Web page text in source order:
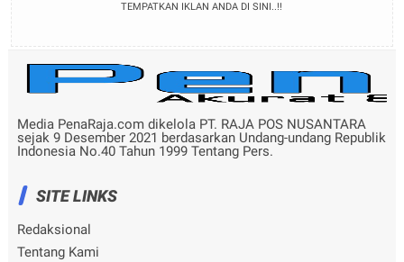
TEMPATKAN IKLAN ANDA DI SINI..!!
Media PenaRaja.com dikelola PT. RAJA POS NUSANTARA
sejak 9 Desember 2021 berdasarkan Undang-undang Republik
Indonesia No.40 Tahun 1999 Tentang Pers.
SITE LINKS
Redaksional
Tentang Kami